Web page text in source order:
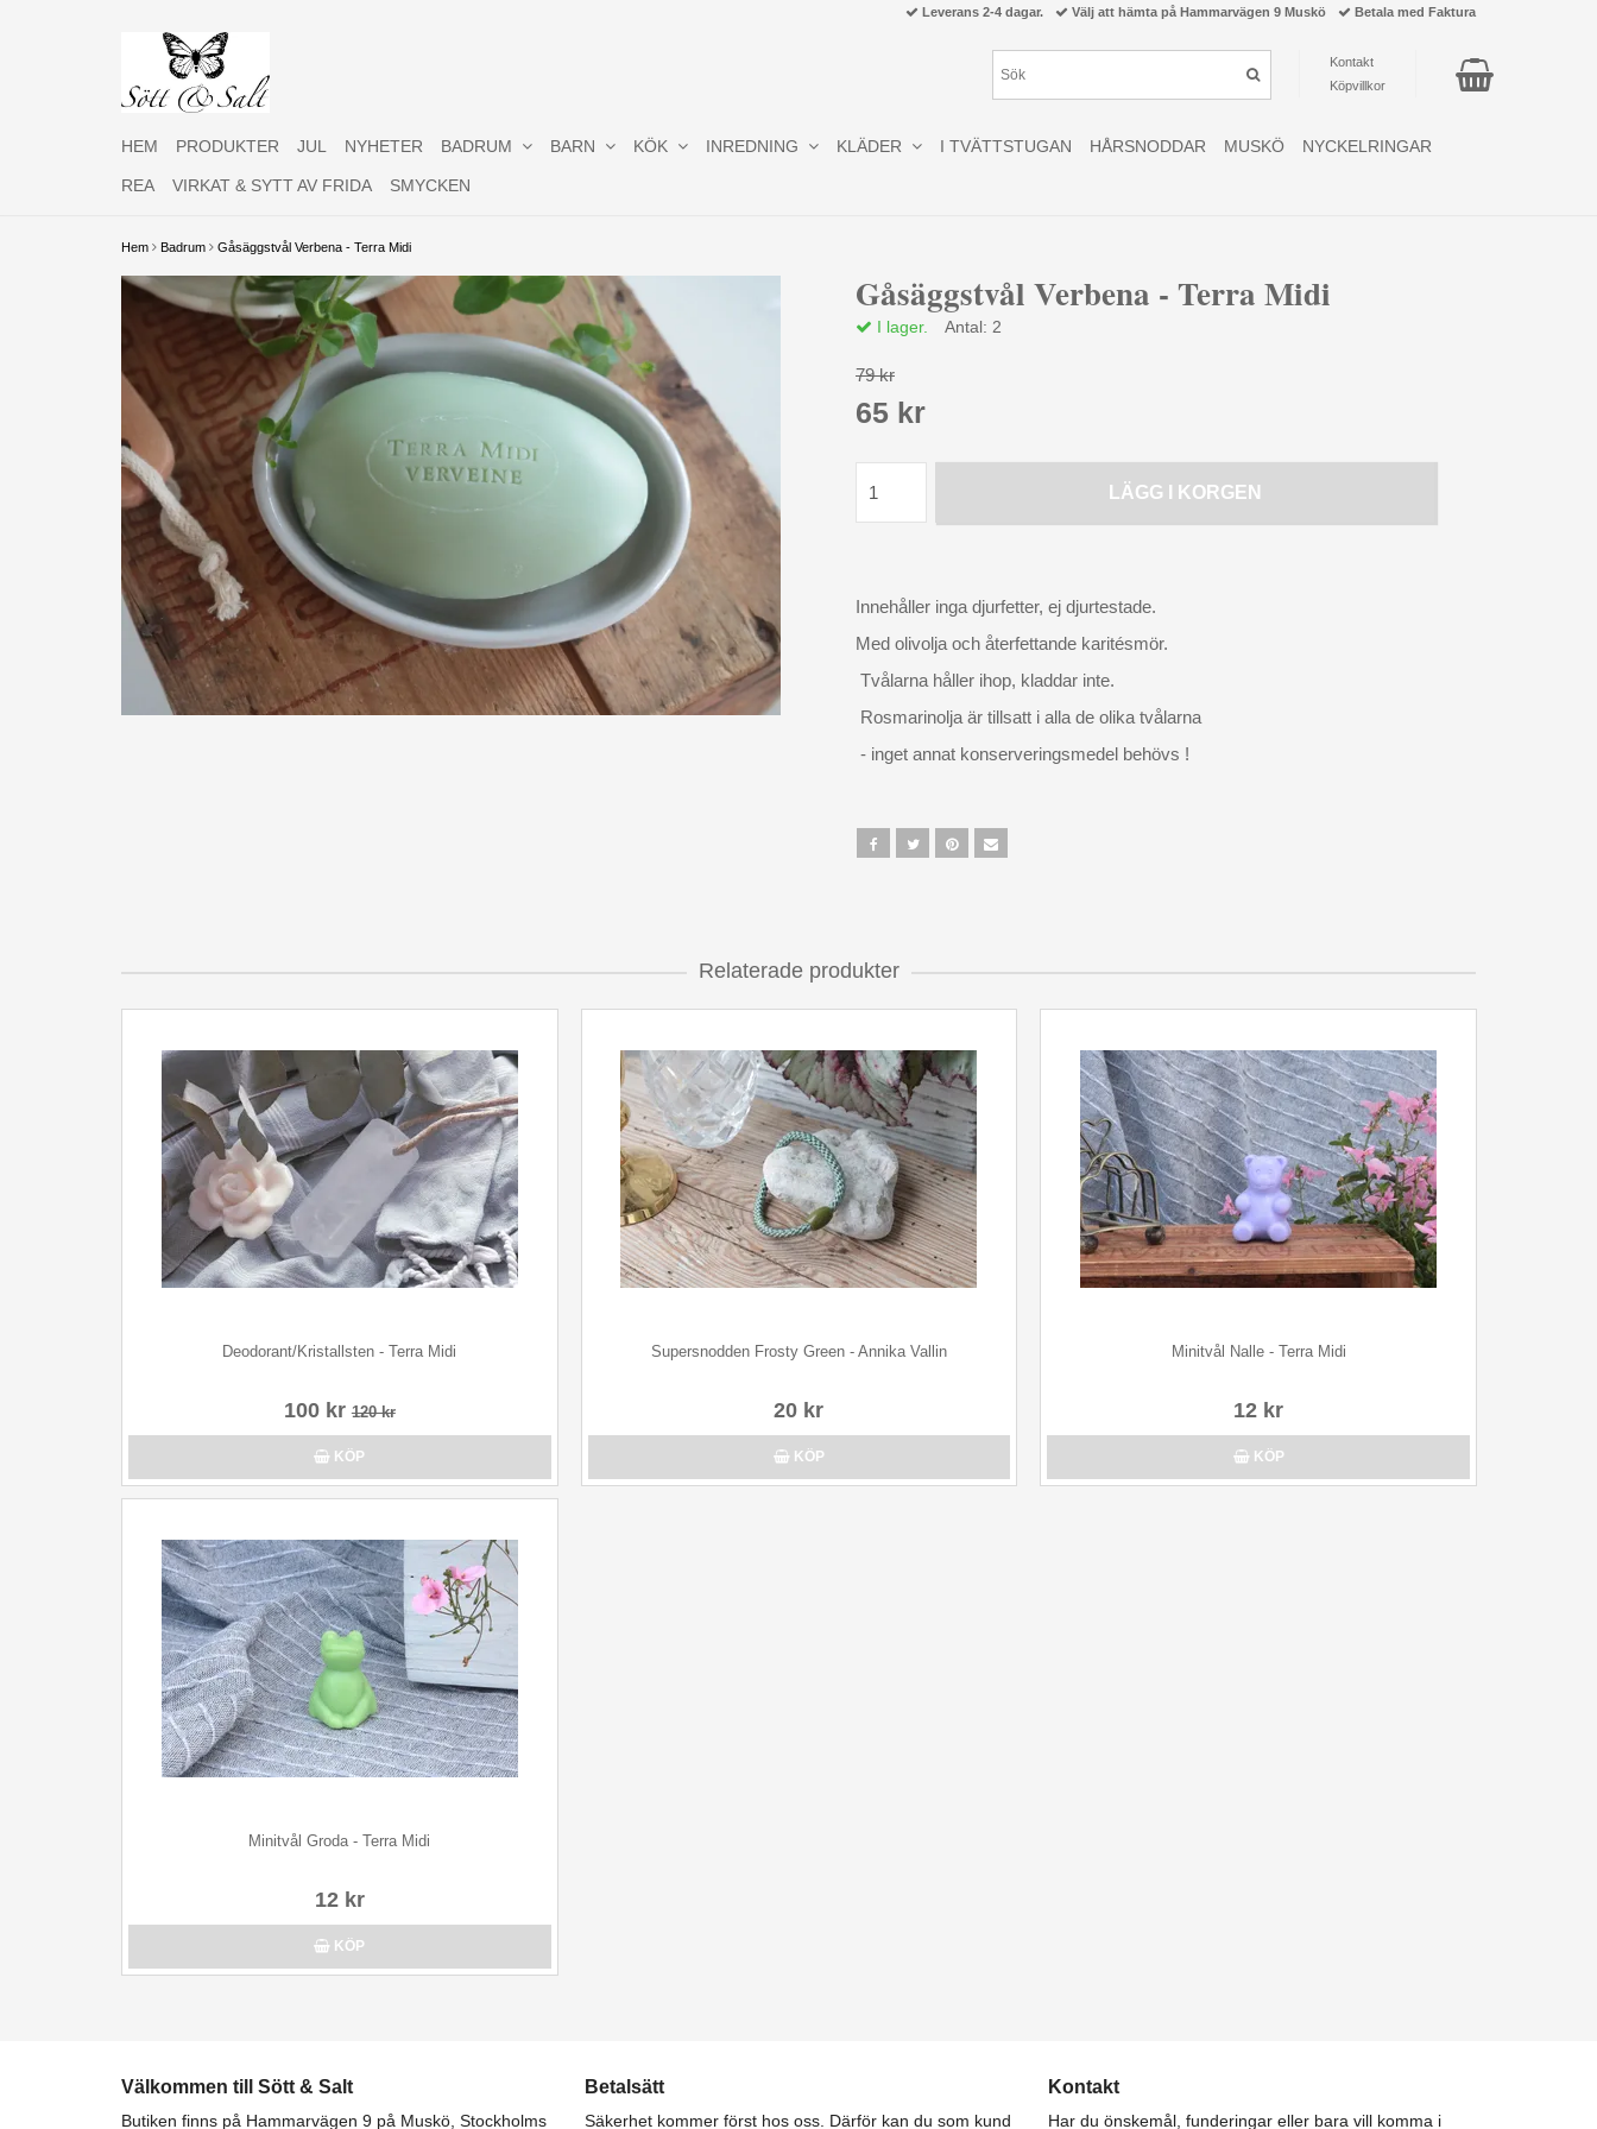
Hem Badrum Gåsäggstvål Verbena - Terra Midi
Gåsäggstvål Verbena - Terra Midi
I lager. Antal: 2
79 kr
65 kr
LÄGG I KORGEN
Innehåller inga djurfetter, ej djurtestade.
Med olivolja och återfettande karitésmör.
Tvålarna håller ihop, kladdar inte.
Rosmarinolja är tillsatt i alla de olika tvålarna
- inget annat konserveringsmedel behövs !
Relaterade produkter
Deodorant/Kristallsten - Terra Midi
100 kr120 kr
KÖP
Supersnodden Frosty Green - Annika Vallin
20 kr
KÖP
Minitvål Nalle - Terra Midi
12 kr
KÖP
Minitvål Groda - Terra Midi
12 kr
KÖP
Välkommen till Sött & Salt
Butiken finns på Hammarvägen 9 på Muskö, Stockholms
Betalsätt
Säkerhet kommer först hos oss. Därför kan du som kund
Kontakt
Har du önskemål, funderingar eller bara vill komma i
Leverans 2-4 dagar. Välj att hämta på Hammarvägen 9 Muskö Betala med Faktura
Kontakt
Köpvillkor
HEM PRODUKTER JUL NYHETER BADRUM BARN KÖK INREDNING KLÄDER I TVÄTTSTUGAN HÅRSNODDAR MUSKÖ NYCKELRINGAR
REA VIRKAT & SYTT AV FRIDA SMYCKEN